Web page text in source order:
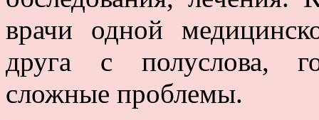
врачи одной
друга с полуслова,
сложные проблемы.